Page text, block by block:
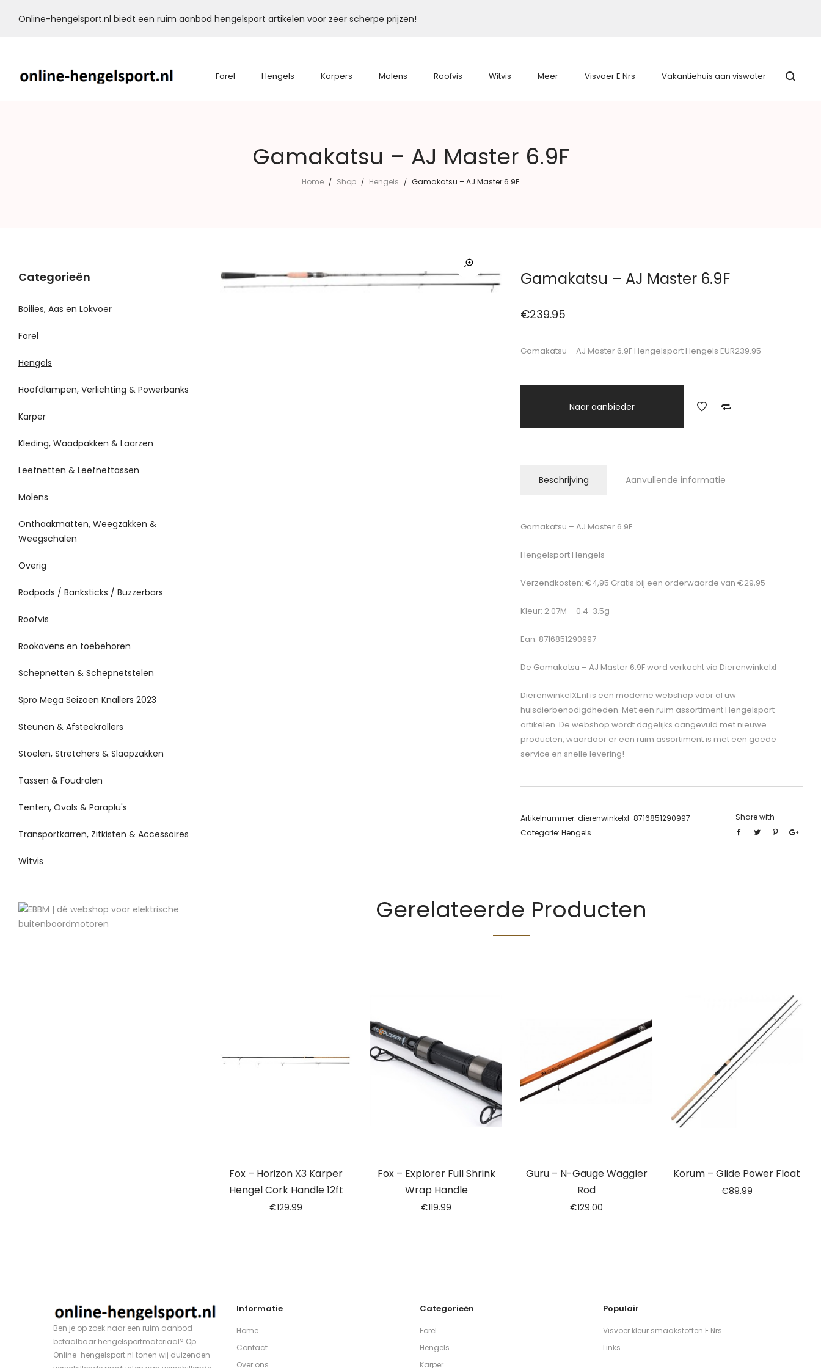
Online-hengelsport.nl biedt een ruim aanbod hengelsport artikelen voor zeer scherpe prijzen!
Forel Hengels Karpers Molens Roofvis Witvis Meer Visvoer E Nrs Vakantiehuis aan viswater
Gamakatsu – AJ Master 6.9F
Home / Shop / Hengels / Gamakatsu – AJ Master 6.9F
Gamakatsu – AJ Master 6.9F
€239.95
Gamakatsu – AJ Master 6.9F Hengelsport Hengels EUR239.95
Naar aanbieder
Beschrijving Aanvullende informatie
Gamakatsu – AJ Master 6.9F
Hengelsport Hengels
Verzendkosten: €4,95 Gratis bij een orderwaarde van €29,95
Kleur: 2.07M – 0.4-3.5g
Ean: 8716851290997
De Gamakatsu – AJ Master 6.9Fword verkocht via Dierenwinkelxl
DierenwinkelXL.nl is een moderne webshop voor al uw
huisdierbenodigdheden. Met een ruim assortiment Hengelsport
artikelen. De webshop wordt dagelijks aangevuld met nieuwe
producten, waardoor er een ruim assortiment is met een goede
service en snelle levering!
Artikelnummer: dierenwinkelxl-8716851290997
Categorie: Hengels
Share with
Gerelateerde Producten
Fox – Horizon X3 Karper
Hengel Cork Handle 12ft
€129.99
Fox – Explorer Full Shrink
Wrap Handle
€119.99
Guru – N-Gauge Waggler
Rod
€129.00
Korum – Glide Power Float
€89.99
Categorieën
Boilies, Aas en Lokvoer
Forel
Hengels
Hoofdlampen, Verlichting & Powerbanks
Karper
Kleding, Waadpakken & Laarzen
Leefnetten & Leefnettassen
Molens
Onthaakmatten, Weegzakken &
Weegschalen
Overig
Rodpods / Banksticks / Buzzerbars
Roofvis
Rookovens en toebehoren
Schepnetten & Schepnetstelen
Spro Mega Seizoen Knallers 2023
Steunen & Afsteekrollers
Stoelen, Stretchers & Slaapzakken
Tassen & Foudralen
Tenten, Ovals & Paraplu's
Transportkarren, Zitkisten & Accessoires
Witvis
Ben je op zoek naar een ruim aanbod
betaalbaar hengelsportmateriaal? Op
Online-hengelsport.nl tonen wij duizenden
Informatie
Home
Contact
Over ons
Categorieën
Forel
Hengels
Karper
Populair
Visvoer kleur smaakstoffen E Nrs
Links